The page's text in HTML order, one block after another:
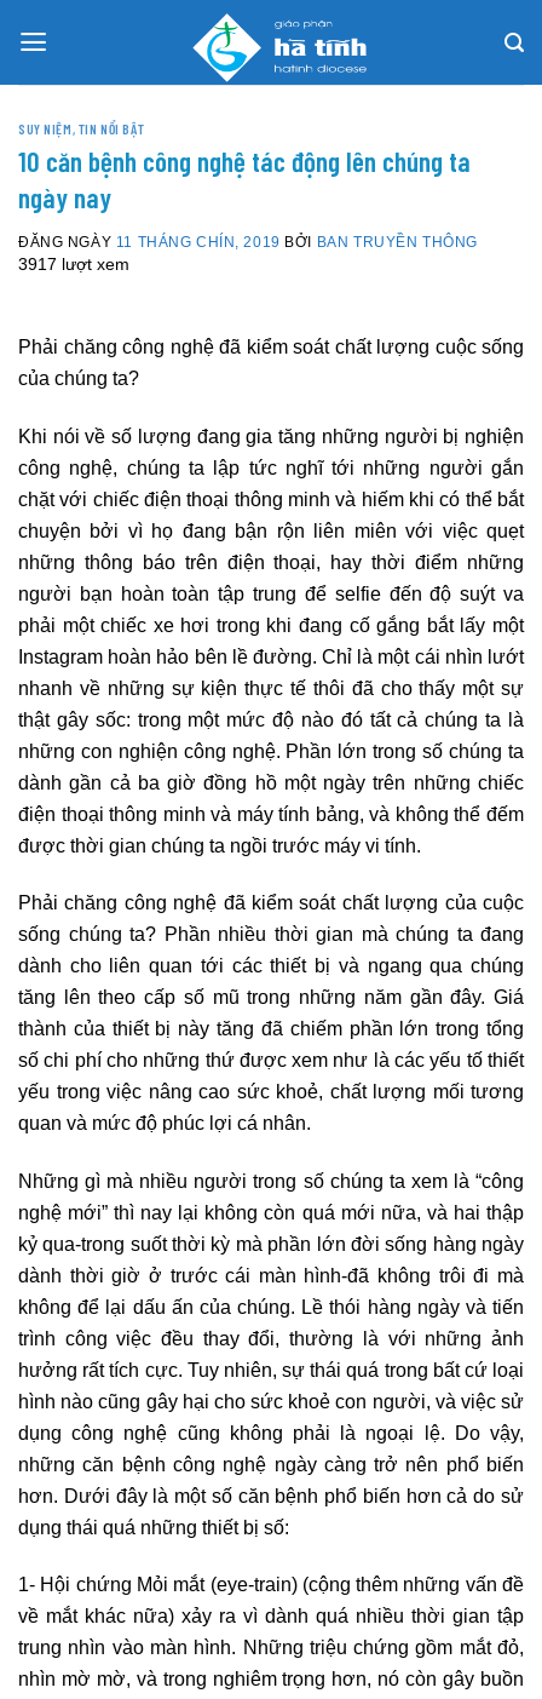
SUY NIỆM, TIN NỔI BẬT
10 căn bệnh công nghệ tác động lên chúng ta
ngày nay
ĐĂNG NGÀY 11 THÁNG CHÍN, 2019 BỞI BAN TRUYỀN THÔNG
3917 lượt xem
Phải chăng công nghệ đã kiểm soát chất lượng cuộc sống
của chúng ta?
Khi nói về số lượng đang gia tăng những người bị nghiện
công nghệ, chúng ta lập tức nghĩ tới những người gắn
chặt với chiếc điện thoại thông minh và hiếm khi có thể bắt
chuyện bởi vì họ đang bận rộn liên miên với việc quẹt
những thông báo trên điện thoại, hay thời điểm những
người bạn hoàn toàn tập trung để selfie đến độ suýt va
phải một chiếc xe hơi trong khi đang cố gắng bắt lấy một
Instagram hoàn hảo bên lề đường. Chỉ là một cái nhìn lướt
nhanh về những sự kiện thực tế thôi đã cho thấy một sự
thật gây sốc: trong một mức độ nào đó tất cả chúng ta là
những con nghiện công nghệ. Phần lớn trong số chúng ta
dành gần cả ba giờ đồng hồ một ngày trên những chiếc
điện thoại thông minh và máy tính bảng, và không thể đếm
được thời gian chúng ta ngồi trước máy vi tính.
Phải chăng công nghệ đã kiểm soát chất lượng của cuộc
sống chúng ta? Phần nhiều thời gian mà chúng ta đang
dành cho liên quan tới các thiết bị và ngang qua chúng
tăng lên theo cấp số mũ trong những năm gần đây. Giá
thành của thiết bị này tăng đã chiếm phần lớn trong tổng
số chi phí cho những thứ được xem như là các yếu tố thiết
yếu trong việc nâng cao sức khoẻ, chất lượng mối tương
quan và mức độ phúc lợi cá nhân.
Những gì mà nhiều người trong số chúng ta xem là “công
nghệ mới” thì nay lại không còn quá mới nữa, và hai thập
kỷ qua-trong suốt thời kỳ mà phần lớn đời sống hàng ngày
dành thời giờ ở trước cái màn hình-đã không trôi đi mà
không để lại dấu ấn của chúng. Lề thói hàng ngày và tiến
trình công việc đều thay đổi, thường là với những ảnh
hưởng rất tích cực. Tuy nhiên, sự thái quá trong bất cứ loại
hình nào cũng gây hại cho sức khoẻ con người, và việc sử
dụng công nghệ cũng không phải là ngoại lệ. Do vậy,
những căn bệnh công nghệ ngày càng trở nên phổ biến
hơn. Dưới đây là một số căn bệnh phổ biến hơn cả do sử
dụng thái quá những thiết bị số:
1- Hội chứng Mỏi mắt (eye-train) (cộng thêm những vấn đề
về mắt khác nữa) xảy ra vì dành quá nhiều thời gian tập
trung nhìn vào màn hình. Những triệu chứng gồm mắt đỏ,
nhìn mờ mờ, và trong nghiêm trọng hơn, nó còn gây buồn